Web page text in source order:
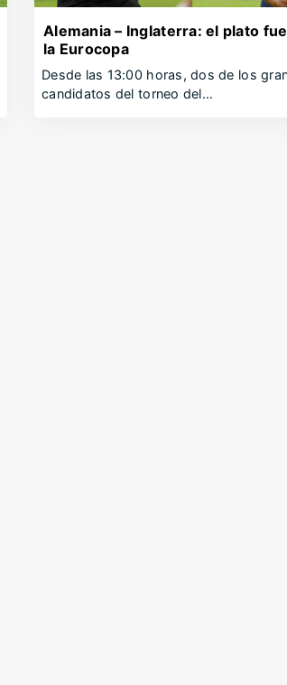
Alemania – Inglaterra: el plato
la Eurocopa
Desde las 13:00 horas, dos de los
candidatos del torneo del…